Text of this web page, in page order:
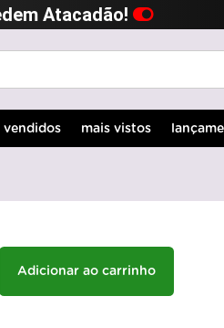
Atacadão!
vendidos mais vistos
Adicionar ao carrinho